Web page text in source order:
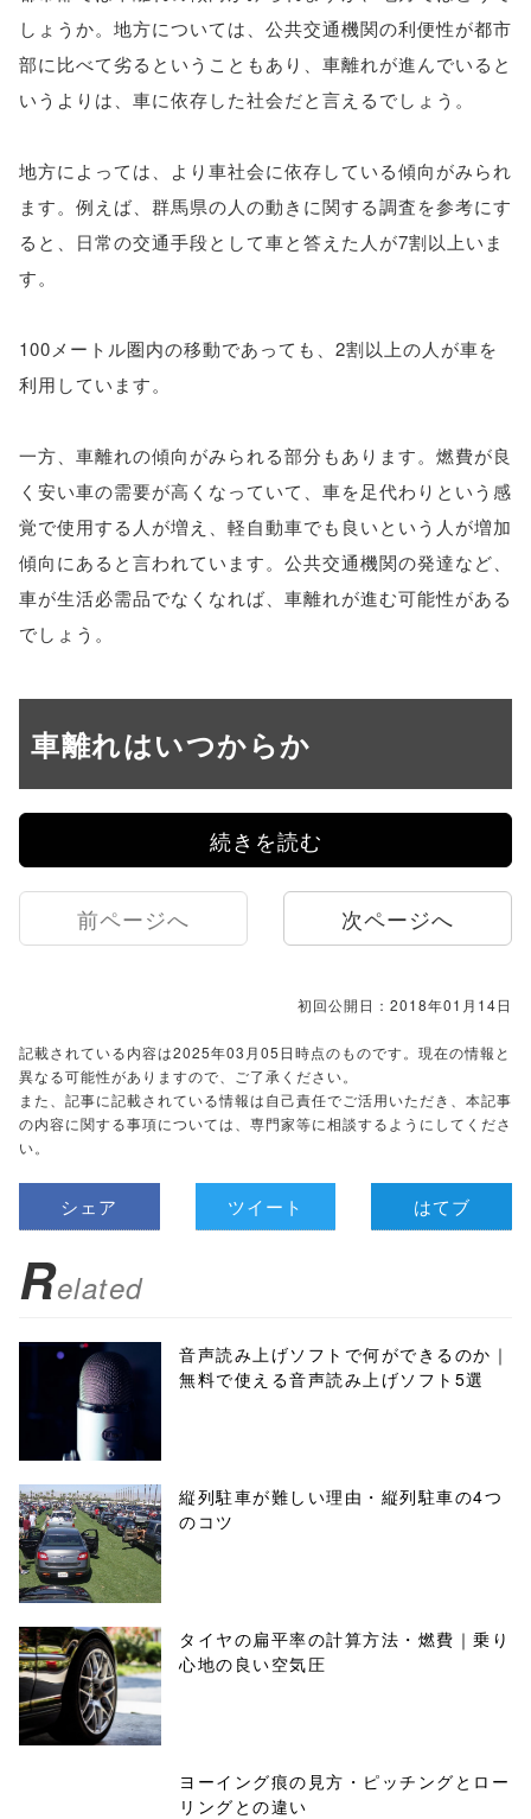
しょうか。地方については、公共交通機関の利便性が都市
部に比べて劣るということもあり、車離れが進んでいると
いうよりは、車に依存した社会だと言えるでしょう。
地方によっては、より車社会に依存している傾向がみられ
ます。例えば、群馬県の人の動きに関する調査を参考にす
ると、日常の交通手段として車と答えた人が7割以上いま
す。
100メートル圏内の移動であっても、2割以上の人が車を
利用しています。
一方、車離れの傾向がみられる部分もあります。燃費が良
く安い車の需要が高くなっていて、車を足代わりという感
覚で使用する人が増え、軽自動車でも良いという人が増加
傾向にあると言われています。公共交通機関の発達など、
車が生活必需品でなくなれば、車離れが進む可能性がある
でしょう。
車離れはいつからか
続きを読む
前ページへ 次ページへ
初回公開日：2018年01月14日
記載されている内容は2025年03月05日時点のものです。現在の情報と
異なる可能性がありますので、ご了承ください。
また、記事に記載されている情報は自己責任でご活用いただき、本記事
の内容に関する事項については、専門家等に相談するようにしてくださ
い。
シェア ツイート はてブ
Related
音声読み上げソフトで何ができるのか｜
無料で使える音声読み上げソフト5選
縦列駐車が難しい理由・縦列駐車の4つ
のコツ
タイヤの扁平率の計算方法・燃費｜乗り
心地の良い空気圧
ヨーイング痕の見方・ピッチングとロー
リングとの違い